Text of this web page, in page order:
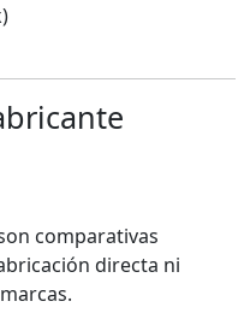
comparativas
directa ni